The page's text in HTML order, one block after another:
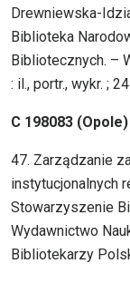
Drewniewska-
Biblioteka
Bibliotecznych. –
: il., portr., wykr. ;
C 198083 (Opole)
47. Zarządzanie
instytucjonalnych
Stowarzyszenie
Wydawnictwo
Bibliotekarzy